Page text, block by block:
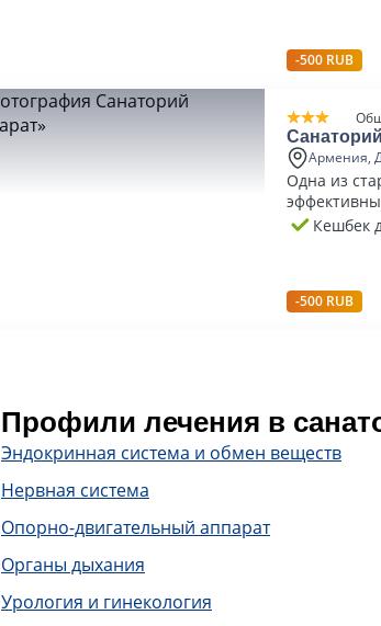
-500 RUB
Армения,
Одна из старейших
числе и
Кешбек
-500 RUB
Профили лечения в
Эндокринная система и обмен веществ
Нервная система
Опорно-двигательный аппарат
Органы дыхания
Урология и гинекология